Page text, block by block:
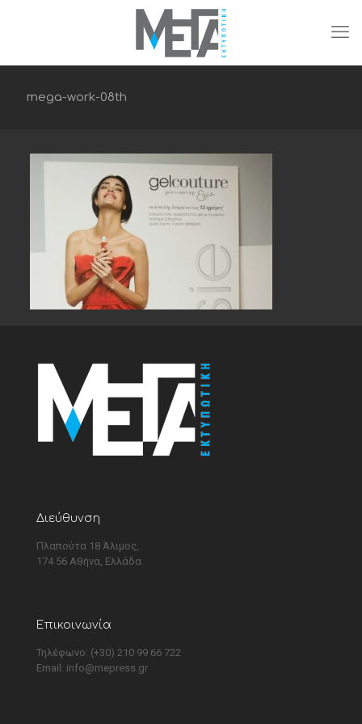
mega-work-08th
Διεύθυνση
Πλαπούτα 18 Άλιμος,
174 56 Αθήνα, Ελλάδα
Επικοινωνία
Τηλέφωνο: (+30) 210 99 66 722
Email: info@mepress.gr